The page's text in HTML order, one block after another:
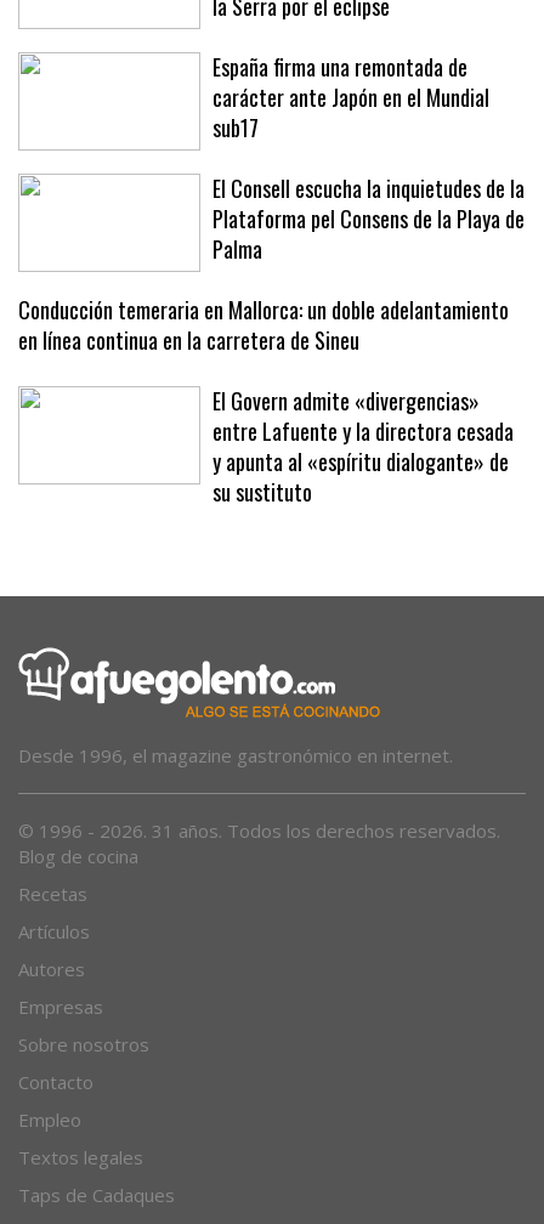
necesario restringir accesos a pie en
la Serra por el eclipse
España firma una remontada de
carácter ante Japón en el Mundial
sub17
El Consell escucha la inquietudes de la
Plataforma pel Consens de la Playa de
Palma
Conducción temeraria en Mallorca: un doble adelantamiento
en línea continua en la carretera de Sineu
El Govern admite «divergencias»
entre Lafuente y la directora cesada
y apunta al «espíritu dialogante» de
Blog de cocina
Recetas
Artículos
Autores
Empresas
Sobre nosotros
Contacto
Empleo
Textos legales